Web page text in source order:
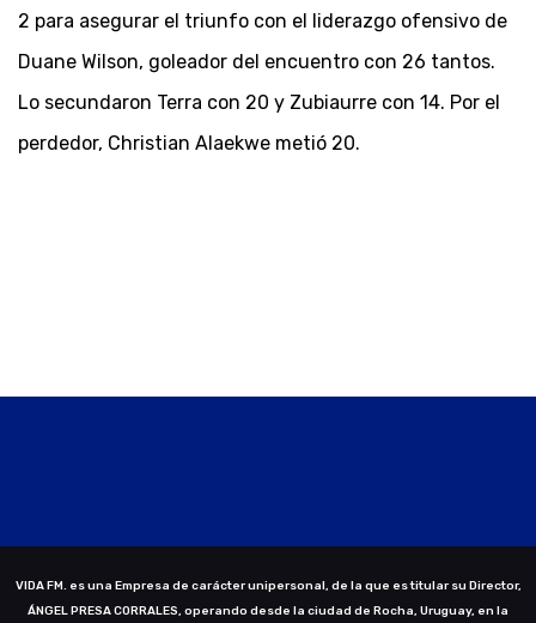
2 para asegurar el triunfo con el liderazgo ofensivo de
Duane Wilson, goleador del encuentro con 26 tantos.
Lo secundaron Terra con 20 y Zubiaurre con 14. Por el
perdedor, Christian Alaekwe metió 20.
VIDA FM. es una Empresa de carácter unipersonal, de la que es titular su Director,
ÁNGEL PRESA CORRALES, operando desde la ciudad de Rocha, Uruguay, en la